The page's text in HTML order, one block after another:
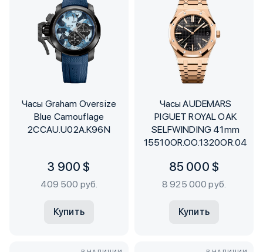
Часы Graham Oversize
Blue Camouflage
2CCAU.U02A.K96N
3 900 $
409 500 руб.
Купить
Часы AUDEMARS
PIGUET ROYAL OAK
SELFWINDING 41mm
15510OR.OO.1320OR.04
85 000 $
8 925 000 руб.
Купить